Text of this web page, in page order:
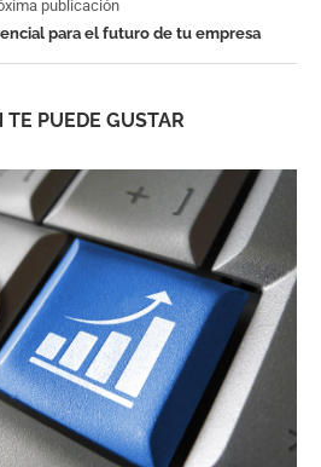
publicación
para el futuro de tu empresa
TE PUEDE GUSTAR